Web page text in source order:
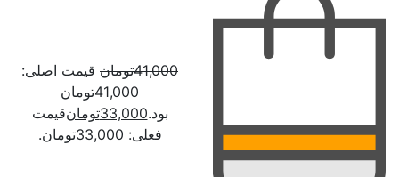
همدان
41,000تومان قیمت اصلی:
41,000تومان
بود.33,000تومانقیمت
فعلی: 33,000تومان.